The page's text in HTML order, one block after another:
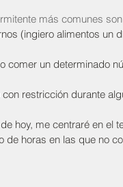
más comunes
(ingiero alimentos un
comer un determinado
restricción durante
hoy, me centraré en el
de horas en las que no